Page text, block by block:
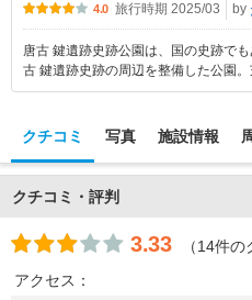
4.0 旅行時期 2025/03 by
唐古 鍵遺跡史跡公園は、国の史跡で
古 鍵遺跡史跡の周辺を整備した公園
クチコミ 写真 施設情報
クチコミ・評判
3.33
（14件の
アクセス：